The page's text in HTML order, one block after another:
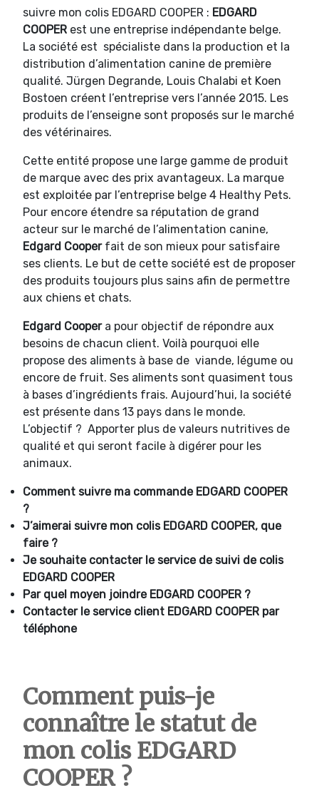
suivre mon colis EDGARD COOPER : EDGARD
COOPER est une entreprise indépendante belge.
La société est spécialiste dans la production et la
distribution d’alimentation canine de première
qualité. Jürgen Degrande, Louis Chalabi et Koen
Bostoen créent l’entreprise vers l’année 2015. Les
produits de l’enseigne sont proposés sur le marché
des vétérinaires.
Cette entité propose une large gamme de produit
de marque avec des prix avantageux. La marque
est exploitée par l’entreprise belge 4 Healthy Pets.
Pour encore étendre sa réputation de grand
acteur sur le marché de l’alimentation canine,
Edgard Cooperfait de son mieux pour satisfaire
ses clients. Le but de cette société est de proposer
des produits toujours plus sains afin de permettre
aux chiens et chats.
Edgard Coopera pour objectif de répondre aux
besoins de chacun client. Voilà pourquoi elle
propose des aliments à base de viande, légume ou
encore de fruit. Ses aliments sont quasiment tous
à bases d’ingrédients frais. Aujourd’hui, la société
est présente dans 13 pays dans le monde.
L’objectif ? Apporter plus de valeurs nutritives de
qualité et qui seront facile à digérer pour les
animaux.
Comment suivre ma commande EDGARD COOPER
?
J’aimerai suivre mon colis EDGARD COOPER, que
faire ?
Je souhaite contacter le service de suivi de colis
EDGARD COOPER
Par quel moyen joindre EDGARD COOPER ?
Contacter le service client EDGARD COOPER par
téléphone
Comment puis-je
connaître le statut de
mon colis EDGARD
COOPER ?